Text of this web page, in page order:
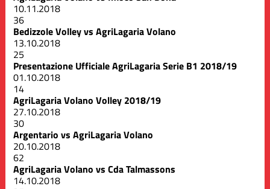
10.11.2018
36
Bedizzole Volley vs AgriLagaria Volano
13.10.2018
25
Presentazione Ufficiale AgriLagaria Serie B1 2018/19
01.10.2018
14
AgriLagaria Volano Volley 2018/19
27.10.2018
30
Argentario vs AgriLagaria Volano
20.10.2018
62
AgriLagaria Volano vs Cda Talmassons
14.10.2018